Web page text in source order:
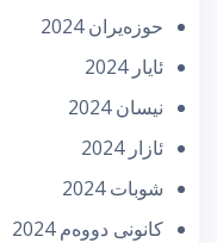
حوزه‌یران 2024
ئایار 2024
نیسان 2024
ئازار 2024
شوبات 2024
كانونی دووه‌م 2024